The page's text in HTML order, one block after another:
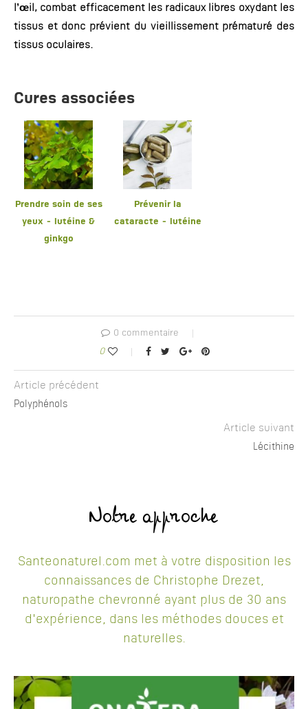
l’œil, combat efficacement les radicaux libres oxydant les
tissus et donc prévient du vieillissement prématuré des
tissus oculaires.
Cures associées
Prendre soin de ses
yeux - lutéine &
ginkgo
Prévenir la
cataracte - lutéine
0 commentaire
0
Article précédent
Polyphénols
Article suivant
Lécithine
Notre approche
Santeonaturel.com met à votre disposition les
connaissances de Christophe Drezet,
naturopathe chevronné ayant plus de 30 ans
d'expérience, dans les méthodes douces et
naturelles.